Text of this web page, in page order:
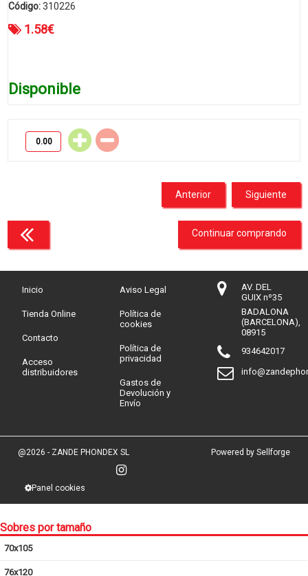
Código:310226
1.58€
Disponible
Siguiente
Anterior
Continuar comprando
Inicio
Tienda Online
Contacto
Acceso
distribuidores
Aviso Legal
Política de
cookies
Política de
privacidad
Gastos de
Devolución y
Envío
AV. DEL
GUIX nº35
BADALONA
(BARCELONA),
08915
934642017
@2026 - ZANDE PHONDEX SL
Panel cookies
Powered by Sellforge
Sobres por tamaño
70x105
76x120